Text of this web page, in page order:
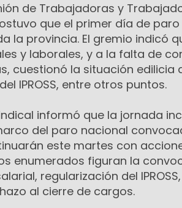
de Trabajadoras y
que el primer día de
la provincia. El gremio indicó
y laborales, y a la falta de
cuestionó la situación edilicia
IPROSS, entre otros puntos.
informó que la jornada
del paro nacional
este martes con
enumerados figuran la
regularización del
al cierre de cargos.